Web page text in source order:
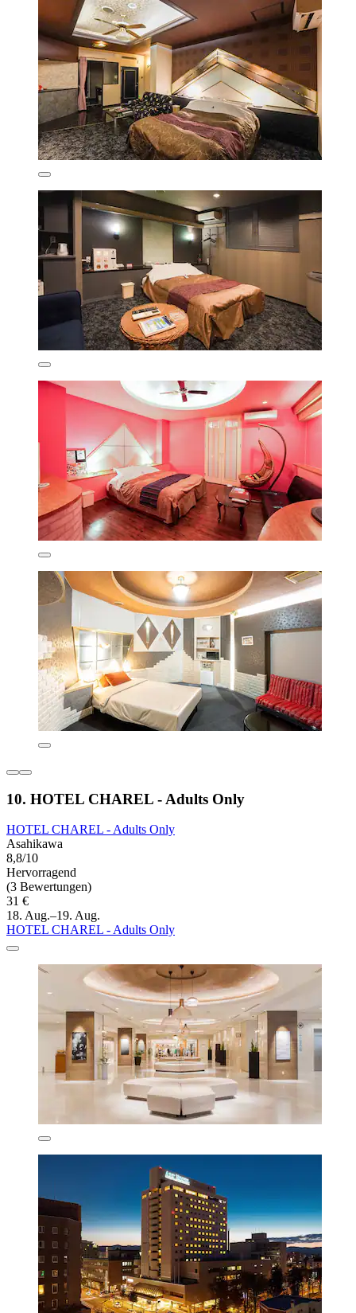
10. HOTEL CHAREL - Adults Only
HOTEL CHAREL - Adults Only
Asahikawa
8,8/10
Hervorragend
(3 Bewertungen)
31 €
18. Aug.–19. Aug.
HOTEL CHAREL - Adults Only